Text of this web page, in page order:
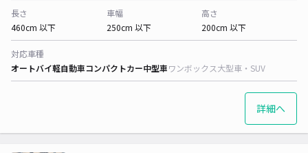
長さ
460cm 以下
車幅
250cm 以下
高さ
200cm 以下
対応車種
オートバイ軽自動車コンパクトカー中型車ワンボックス大型車・SUV
詳細へ